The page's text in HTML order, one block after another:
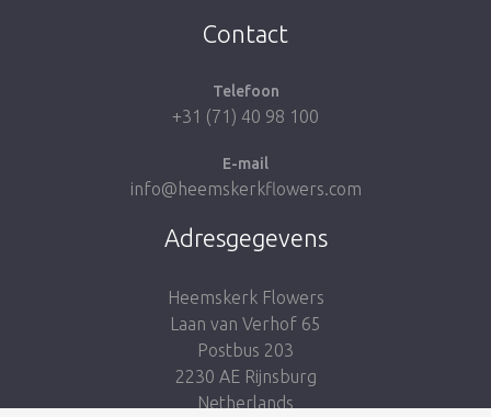
Breng me naar de shop
Contact
Telefoon
+31 (71) 40 98 100
E-mail
info@heemskerkflowers.com
Adresgegevens
Heemskerk Flowers
Laan van Verhof 65
Postbus 203
2230 AE Rijnsburg
Netherlands